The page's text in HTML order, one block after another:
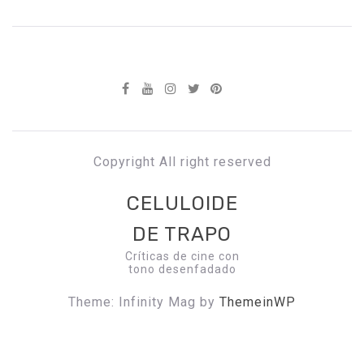
Copyright All right reserved
CELULOIDE
DE TRAPO
Críticas de cine con
tono desenfadado
Theme: Infinity Mag by ThemeinWP